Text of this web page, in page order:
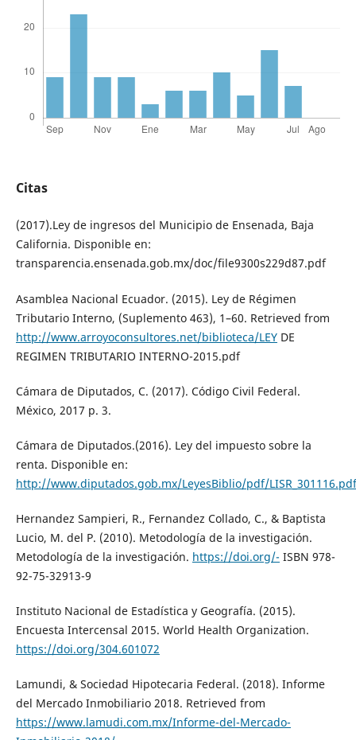
Citas
(2017).Ley de ingresos del Municipio de Ensenada, Baja
California. Disponible en:
transparencia.ensenada.gob.mx/doc/file9300s229d87.pdf
Asamblea Nacional Ecuador. (2015). Ley de Régimen
Tributario Interno, (Suplemento 463), 1–60. Retrieved from
http://www.arroyoconsultores.net/biblioteca/LEYDE
REGIMEN TRIBUTARIO INTERNO-2015.pdf
Cámara de Diputados, C. (2017). Código Civil Federal.
México, 2017 p. 3.
Cámara de Diputados.(2016). Ley del impuesto sobre la
renta. Disponible en:
http://www.diputados.gob.mx/LeyesBiblio/pdf/LISR_301116.pdf
Hernandez Sampieri, R., Fernandez Collado, C., & Baptista
Lucio, M. del P. (2010). Metodología de la investigación.
Metodología de la investigación. https://doi.org/- ISBN 978-
92-75-32913-9
Instituto Nacional de Estadística y Geografía. (2015).
Encuesta Intercensal 2015. World Health Organization.
https://doi.org/304.601072
Lamundi, & Sociedad Hipotecaria Federal. (2018). Informe
del Mercado Inmobiliario 2018. Retrieved from
https://www.lamudi.com.mx/Informe-del-Mercado-